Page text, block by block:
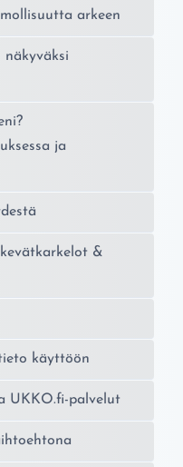
arkeen
näkyväksi
ja
&
käyttöön
UKKO.fi-palvelut